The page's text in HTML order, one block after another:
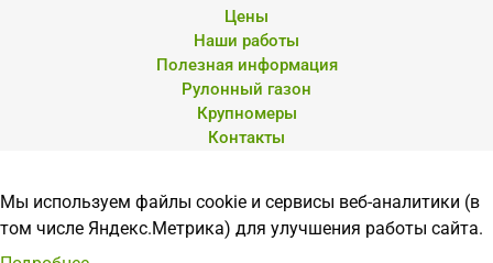
Цены
Наши работы
Полезная информация
Рулонный газон
Крупномеры
Контакты
© Архитектоника 57». 2026 г.
Мы используем файлы cookie и сервисы веб-аналитики (в
том числе Яндекс.Метрика) для улучшения работы сайта.